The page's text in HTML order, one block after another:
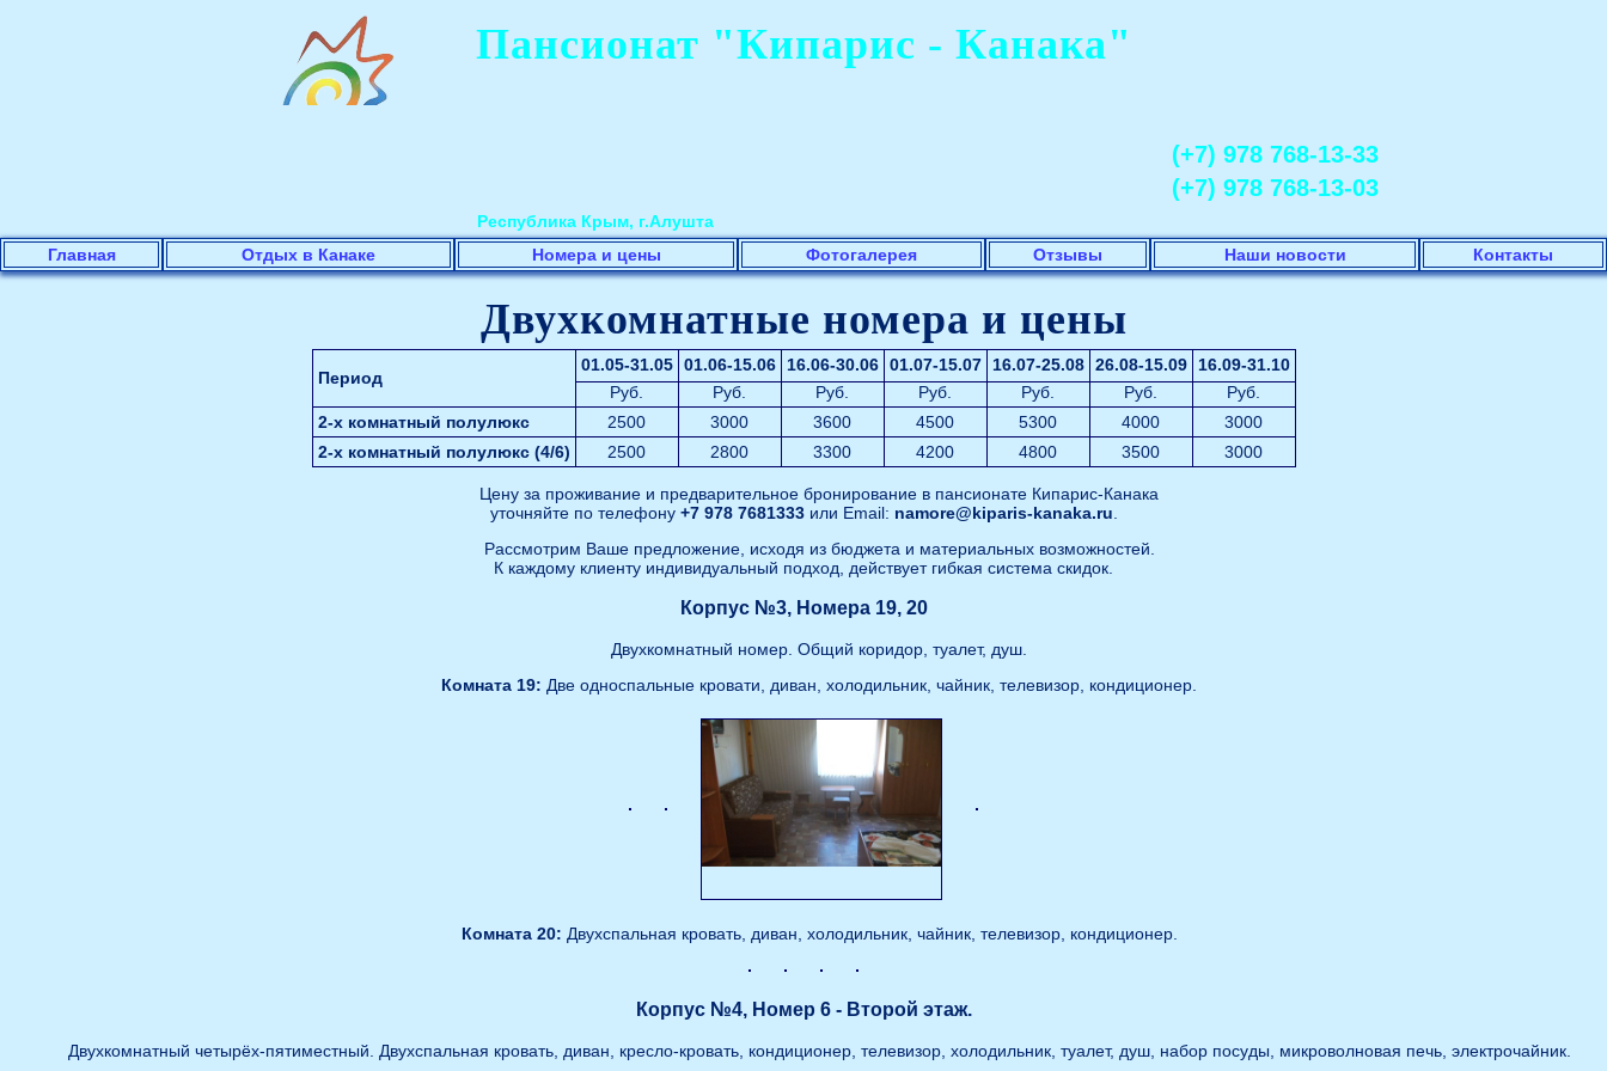
Пансионат "Кипарис - Канака"
Республика Крым, г.Алушта
(+7) 978 768-13-33
(+7) 978 768-13-03
Главная Отдых в Канаке Номера и цены Фотогалерея Отзывы Наши новости Контакты
Двухкомнатные номера и цены
Период
01.05-31.05
Руб.
01.06-15.06
Руб.
16.06-30.06
Руб.
01.07-15.07
Руб.
16.07-25.08
Руб.
26.08-15.09
Руб.
16.09-31.10
Руб.
2-х комнатный полулюкс
2500 3000 3600 4500 5300 4000
3000
2-х комнатный полулюкс (4/6)
2500 2800 3300 4200 4800 3500 3000
Цену за проживание и предварительное бронирование в пансионате Кипарис-Канака
уточняйте по телефону +7 978 7681333или Email: namore@kiparis-kanaka.ru
Рассмотрим Ваше предложение, исходя из бюджета и материальных возможностей.
К каждому клиенту индивидуальный подход, действует гибкая система скидок.
Корпус №3, Номера 19, 20
Двухкомнатный номер. Общий коридор, туалет, душ.
Комната 19: Две односпальные кровати, диван, холодильник, чайник, телевизор, кондиционер.
Комната 20: Двухспальная кровать, диван, холодильник, чайник, телевизор, кондиционер.
Корпус №4, Номер 6 - Второй этаж.
Двухкомнатный четырёх-пятиместный. Двухспальная кровать, диван, кресло-кровать, кондиционер, телевизор, холодильник, туалет, душ, набор посуды, микроволновая печь, электрочайник.